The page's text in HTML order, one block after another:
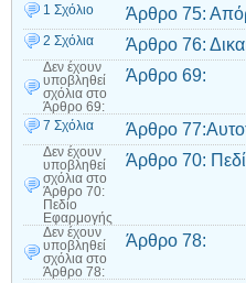
1 Σχόλιο Άρθρο 75:
2 Σχόλια Άρθρο 76:
Δεν έχουν
υποβληθεί
σχόλια στο
Άρθρο 69:
Άρθρο 69:
7 Σχόλια Άρθρο
Δεν έχουν
υποβληθεί
σχόλια στο
Άρθρο 70:
Πεδίο
Εφαρμογής
Άρθρο 70:
Δεν έχουν
υποβληθεί
σχόλια στο
Άρθρο 78:
Άρθρο 78: